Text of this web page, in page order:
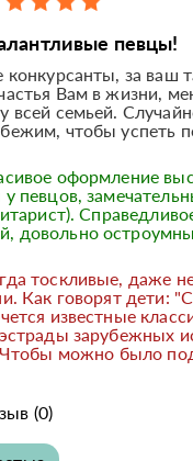
певцы!
конкурсанты, за
Вам в жизни,
всей семьей.
чтобы успеть
оформление
певцов,
довольно
тоскливые, даже
Как говорят дети: "С
известные
зарубежных
можно было
(0)